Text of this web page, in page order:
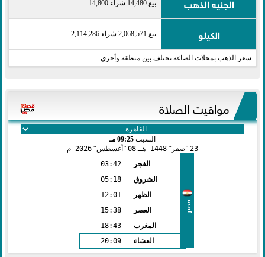
بيع 14,480 شراء 14,800
الكيلو بيع 2,068,571 شراء 2,114,286
سعر الذهب بمحلات الصاغة تختلف بين منطقة وأخرى
مواقيت الصلاة
السبت 09:25 مـ
23
صفر 1448 هـ 08 أغسطس 2026 م
مصر
الفجر
03:42
الشروق
05:18
الظهر
12:01
العصر
15:38
المغرب
18:43
العشاء
20:09